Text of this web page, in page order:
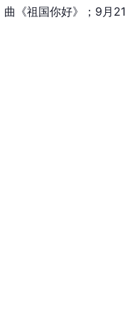
曲《祖国你好》；9月